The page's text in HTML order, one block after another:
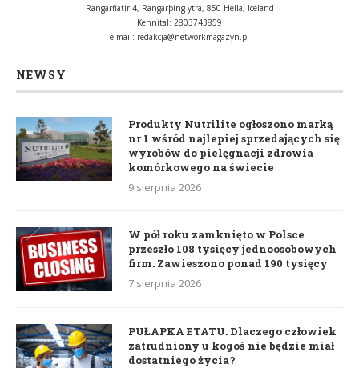
Rangárflatir 4, Rangárþing ytra, 850 Hella, Iceland
Kennital: 2803743859
e-mail: redakcja@networkmagazyn.pl
NEWSY
Produkty Nutrilite ogłoszono marką
nr 1 wśród najlepiej sprzedających się
wyrobów do pielęgnacji zdrowia
komórkowego na świecie
9 sierpnia 2026
W pół roku zamknięto w Polsce
przeszło 108 tysięcy jednoosobowych
firm. Zawieszono ponad 190 tysięcy
7 sierpnia 2026
PUŁAPKA ETATU. Dlaczego człowiek
zatrudniony u kogoś nie będzie miał
dostatniego życia?